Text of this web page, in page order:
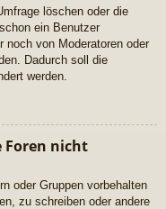
löschen oder die
ein Benutzer
noch von Moderatoren oder
Dadurch soll die
werden.
Foren nicht
oder Gruppen vorbehalten
zu schreiben oder andere